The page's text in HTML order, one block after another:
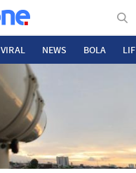
VIRAL NEWS BOLA